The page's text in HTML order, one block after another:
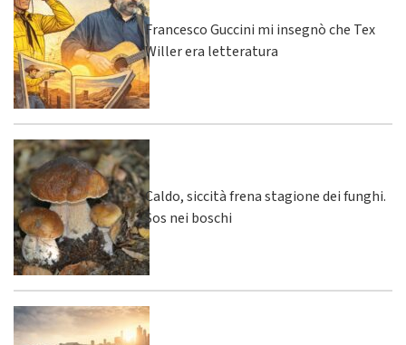
Francesco Guccini mi insegnò che Tex
Willer era letteratura
Caldo, siccità frena stagione dei funghi.
Sos nei boschi